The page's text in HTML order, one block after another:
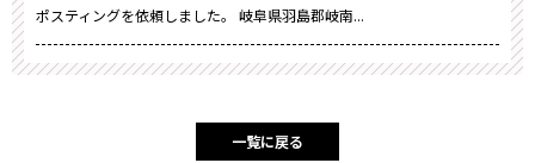
ポスティングを依頼しました。 岐阜県羽島郡岐南...
一覧に戻る